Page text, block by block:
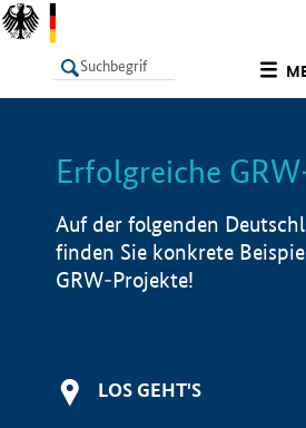
LISTE
Erfolgreiche
Auf der folgenden
finden Sie konkrete
GRW-Projekte!
LOS GEHT'S